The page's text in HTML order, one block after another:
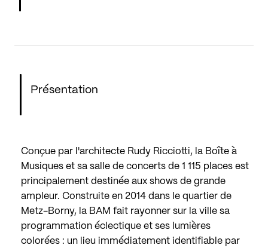
Présentation
Conçue par l'architecte Rudy Ricciotti, la Boîte à
Musiques et sa salle de concerts de 1 115 places est
principalement destinée aux shows de grande
ampleur. Construite en 2014 dans le quartier de
Metz-Borny, la BAM fait rayonner sur la ville sa
programmation éclectique et ses lumières
colorées : un lieu immédiatement identifiable par